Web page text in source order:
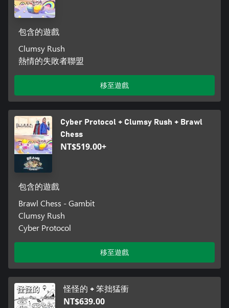
包含的遊戲
Clumsy Rush
熱情的失敗者聯盟
移至遊戲
Cyber Protocol + Clumsy Rush + Brawl
Chess
NT$519.00+
包含的遊戲
Brawl Chess - Gambit
Clumsy Rush
Cyber Protocol
移至遊戲
怪怪的 + 笨拙猛衝
NT$639.00